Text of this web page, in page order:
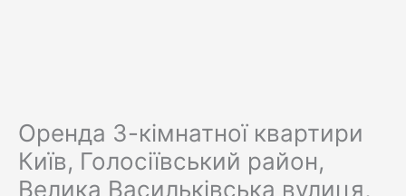
Оренда 3-кімнатної квартири
Київ, Голосіївський район,
Велика Васильківська вулиця,